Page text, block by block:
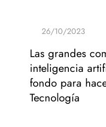
Las grandes
inteligencia
fondo para
Tecnología